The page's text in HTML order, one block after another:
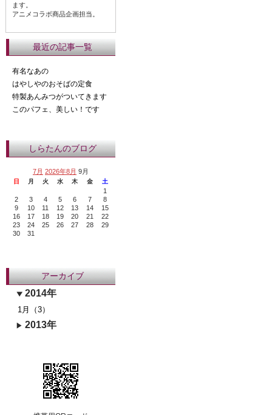
ます。
アニメコラボ商品企画担当。
最近の記事一覧
有名なあの
はやしやのおそばの定食
特製あんみつがついてきます
このパフェ、美しい！です
しらたんのブログ
7月 2026年8月 9月
日 月 火 水 木 金 土
1
2
3 4 5 6 7
8
9
10 11 12 13 14
15
16
17 18 19 20 21
22
23
24 25 26 27 28
29
30
31
アーカイブ
2014年
1月（3）
2013年